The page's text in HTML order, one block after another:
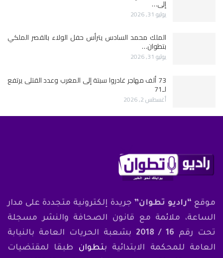
إلى…
يوليو 31, 2026
الملك محمد السادس يترأس حفل الولاء بالقصر الملكي
بتطوان…
يوليو 31, 2026
73 ألف مهاجر غادروا سبتة إلى المغرب وعدد القتلى يرتفع
لـ71
أغسطس 2, 2026
موقع “راديو تطوان” جريدة إلكترونية متجددة على مدار
الساعة، ملائمة مع قانون الصحافة والنشر مسجلة
تحت رقم 16 / 2018
بشعبة الحريات العامة بالنيابة
العامة للمحكمة الابتدائية بتطوان طبقا لمقتضيات